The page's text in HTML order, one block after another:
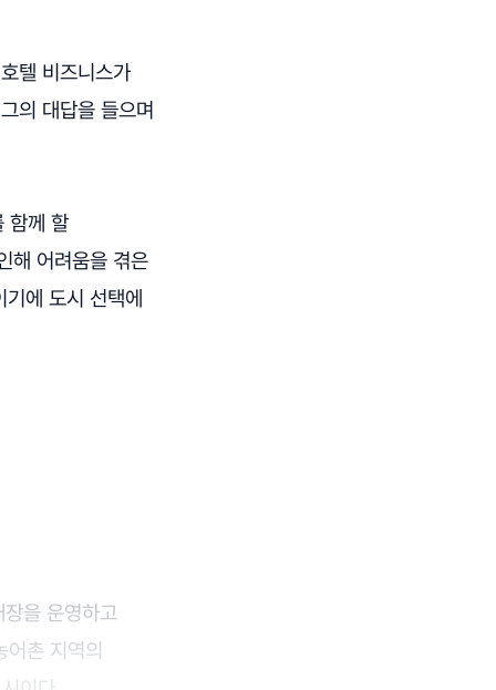
텔 비즈니스가
의 대답을 들으며
함께 할
해 어려움을 겪은
에 도시 선택에
을 운영하고
촌 지역의